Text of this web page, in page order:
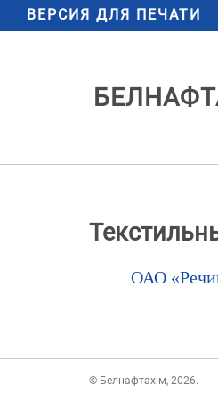
ВЕРСИЯ ДЛЯ ПЕЧАТИ
ОАО
© Белнафтахім, 2026.